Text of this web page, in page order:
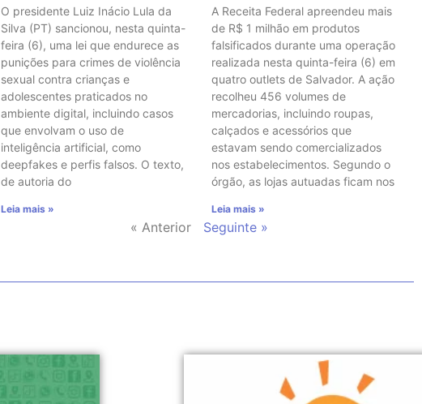
O presidente Luiz Inácio Lula da
Silva (PT) sancionou, nesta quinta-
feira (6), uma lei que endurece as
punições para crimes de violência
sexual contra crianças e
adolescentes praticados no
ambiente digital, incluindo casos
que envolvam o uso de
inteligência artificial, como
deepfakes e perfis falsos. O texto,
de autoria do
Leia mais »
A Receita Federal apreendeu mais
de R$ 1 milhão em produtos
falsificados durante uma operação
realizada nesta quinta-feira (6) em
quatro outlets de Salvador. A ação
recolheu 456 volumes de
mercadorias, incluindo roupas,
calçados e acessórios que
estavam sendo comercializados
nos estabelecimentos. Segundo o
órgão, as lojas autuadas ficam nos
Leia mais »
« Anterior Seguinte »